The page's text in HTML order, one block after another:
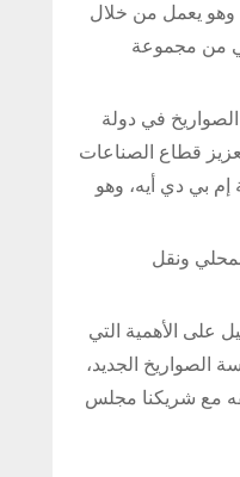
وهو يعمل من خلال
من مجموعة
في دولة
قطاع الصناعات
إم بي دي أيه، وهو
ونقل
على الأهمية التي
الصواريخ الجديد،
مع شريكنا مجلس